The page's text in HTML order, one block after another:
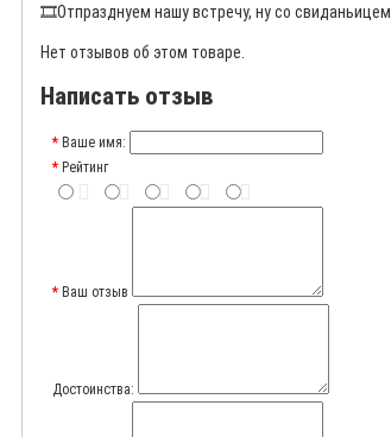
🎞️Отпразднуем нашу встречу, ну со свиданьицем
Нет отзывов об этом товаре.
Написать отзыв
Ваше имя:
Рейтинг
Ваш отзыв
Достоинства: